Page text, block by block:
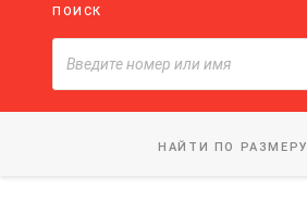
ПОИСК
НАЙТИ ПО РАЗМЕРУ